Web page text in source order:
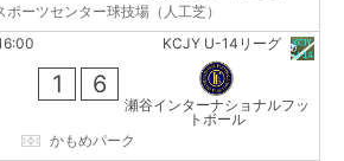
ポーツセンター球技場（人工芝）
KCJY U-14リーグ
1 6
瀬谷インターナショナルフッ
トボール
かもめパーク